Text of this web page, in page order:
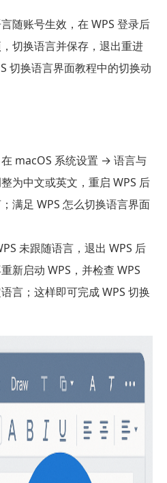
随账号生效，在 WPS 登录后
切换语言并保存，退出重进
切换语言界面教程中的切换动
在 macOS 系统设置 → 语言与
为中文或英文，重启 WPS 后
满足 WPS 怎么切换语言界面
未跟随语言，退出 WPS 后
新启动 WPS，并检查 WPS
言；这样即可完成 WPS 切换